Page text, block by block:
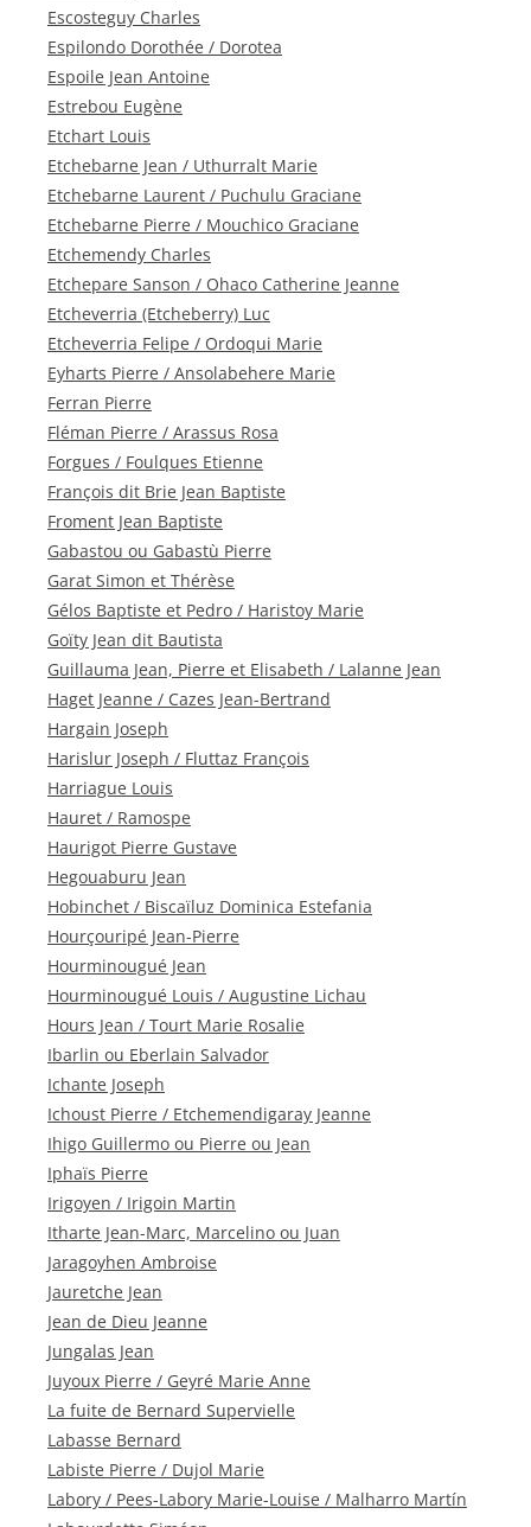
Escosteguy Charles
Espilondo Dorothée / Dorotea
Espoile Jean Antoine
Estrebou Eugène
Etchart Louis
Etchebarne Jean / Uthurralt Marie
Etchebarne Laurent / Puchulu Graciane
Etchebarne Pierre / Mouchico Graciane
Etchemendy Charles
Etchepare Sanson / Ohaco Catherine Jeanne
Etcheverria (Etcheberry) Luc
Etcheverria Felipe / Ordoqui Marie
Eyharts Pierre / Ansolabehere Marie
Ferran Pierre
Fléman Pierre / Arassus Rosa
Forgues / Foulques Etienne
François dit Brie Jean Baptiste
Froment Jean Baptiste
Gabastou ou Gabastù Pierre
Garat Simon et Thérèse
Gélos Baptiste et Pedro / Haristoy Marie
Goïty Jean dit Bautista
Guillauma Jean, Pierre et Elisabeth / Lalanne Jean
Haget Jeanne / Cazes Jean-Bertrand
Hargain Joseph
Harislur Joseph / Fluttaz François
Harriague Louis
Hauret / Ramospe
Haurigot Pierre Gustave
Hegouaburu Jean
Hobinchet / Biscaïluz Dominica Estefania
Hourçouripé Jean-Pierre
Hourminougué Jean
Hourminougué Louis / Augustine Lichau
Hours Jean / Tourt Marie Rosalie
Ibarlin ou Eberlain Salvador
Ichante Joseph
Ichoust Pierre / Etchemendigaray Jeanne
Ihigo Guillermo ou Pierre ou Jean
Iphaïs Pierre
Irigoyen / Irigoin Martin
Itharte Jean-Marc, Marcelino ou Juan
Jaragoyhen Ambroise
Jauretche Jean
Jean de Dieu Jeanne
Jungalas Jean
Juyoux Pierre / Geyré Marie Anne
La fuite de Bernard Supervielle
Labasse Bernard
Labiste Pierre / Dujol Marie
Labory / Pees-Labory Marie-Louise / Malharro Martín